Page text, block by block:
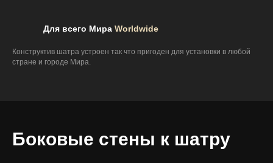
Для всего Мира Worldwide
Конструктив шатра устроен так что пригоден для установки в любой
стране и городе Мира.
Боковые стены к шатру